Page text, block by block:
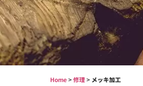
Home>修理> メッキ加工